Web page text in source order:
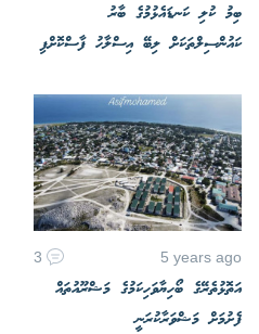
ބިމު ކުލި ކަނޑައެޅުމުގެ ބާރު
ކައުންސިލްތަކަށް ލިބޭ އިސްލާހު ފާސްކޮށްފި
5 years ago
3
އަތޮޅުތެރޭގެ ބޯހިޔާވަހިކަމުގެ މަޝްރޫއުތައް
ފެށުމަށް މަޝްވަރާކުރަނީ